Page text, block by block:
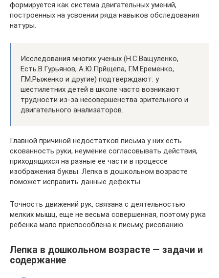
формируется как система двигательных умений,
построенных на усвоении ряда навыков обследования
натуры.
Исследования многих ученых (Н.С.Ващуленко,
Есть.В.Гурьянов, А.Ю.Прйщепа, Г.М.Еременко,
Г.М.Рыженко и другие) подтверждают: у
шестилетних детей в школе часто возникают
трудности из-за несовершенства зрительного и
двигательного анализаторов.
Главной причиной недостатков письма у них есть
скованность руки, неумение согласовывать действия,
приходящихся на разные ее части в процессе
изображения буквы. Лепка в дошкольном возрасте
поможет исправить данные дефекты.
Точность движений рук, связана с деятельностью
мелких мышц, еще не весьма совершенная, поэтому рука
ребенка мало приспособлена к письму, рисованию.
Лепка в дошкольном возрасте — задачи и
содержание